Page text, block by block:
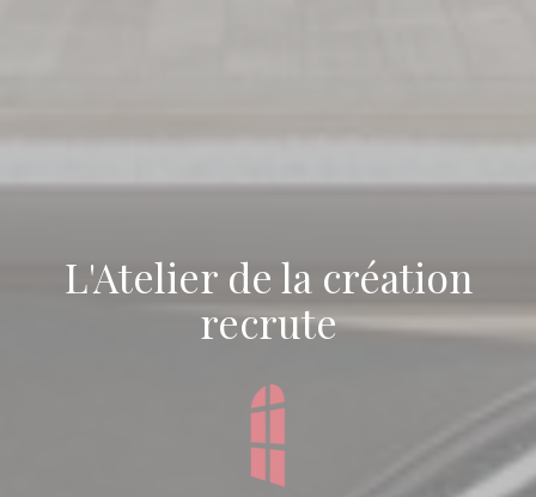
L'Atelier de la création
recrute